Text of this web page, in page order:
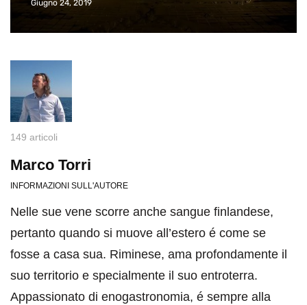
Giugno 24, 2019
149 articoli
Marco Torri
INFORMAZIONI SULL'AUTORE
Nelle sue vene scorre anche sangue finlandese,
pertanto quando si muove all’estero é come se
fosse a casa sua. Riminese, ama profondamente il
suo territorio e specialmente il suo entroterra.
Appassionato di enogastronomia, é sempre alla